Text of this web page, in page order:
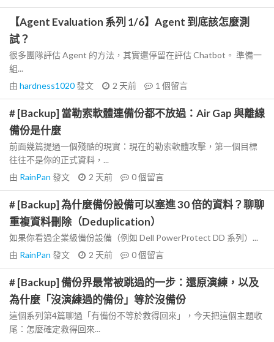
【Agent Evaluation 系列 1/6】Agent 到底該怎麼測
試？
很多團隊評估 Agent 的方法，其實還停留在評估 Chatbot。 準備一
組...
由 hardness1020發文 2 天前 1 個留言
# [Backup] 當勒索軟體連備份都不放過：Air Gap 與離線
備份是什麼
前面幾篇提過一個殘酷的現實：現在的勒索軟體攻擊，第一個目標
往往不是你的正式資料，...
由 RainPan 發文 2 天前 0個留言
# [Backup] 為什麼備份設備可以塞進 30 倍的資料？聊聊
重複資料刪除（Deduplication）
如果你看過企業級備份設備（例如 Dell PowerProtect DD 系列）...
由 RainPan 發文 2 天前 0個留言
# [Backup] 備份界最常被跳過的一步：還原演練，以及
為什麼「沒演練過的備份」等於沒備份
這個系列第4篇聊過「有備份不等於救得回來」，今天把這個主題收
尾：怎麼確定救得回來...